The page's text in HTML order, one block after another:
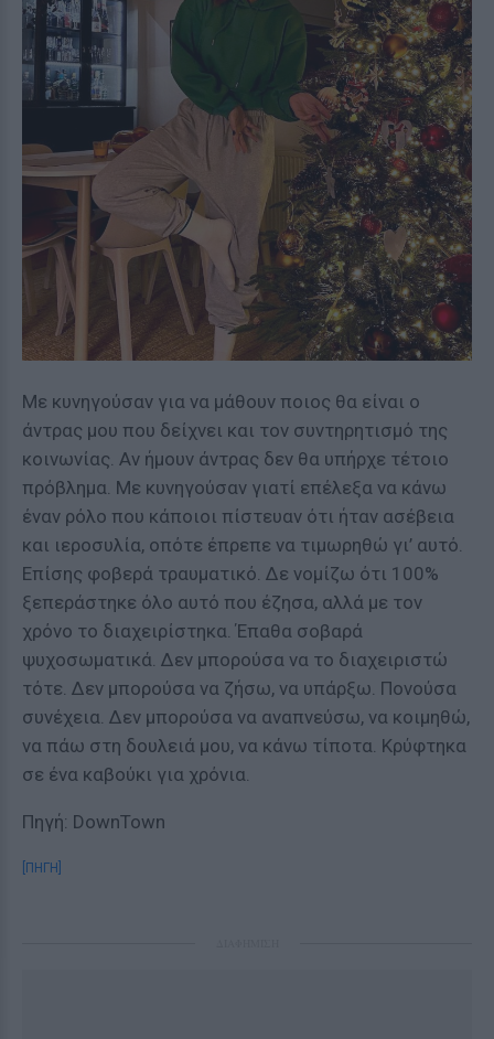
Με κυνηγούσαν για να μάθουν ποιος θα είναι ο
άντρας μου που δείχνει και τον συντηρητισμό της
κοινωνίας. Αν ήμουν άντρας δεν θα υπήρχε τέτοιο
πρόβλημα. Με κυνηγούσαν γιατί επέλεξα να κάνω
έναν ρόλο που κάποιοι πίστευαν ότι ήταν ασέβεια
και ιεροσυλία, οπότε έπρεπε να τιμωρηθώ γι’ αυτό.
Επίσης φοβερά τραυματικό. Δε νομίζω ότι 100%
ξεπεράστηκε όλο αυτό που έζησα, αλλά με τον
χρόνο το διαχειρίστηκα. Έπαθα σοβαρά
ψυχοσωματικά. Δεν μπορούσα να το διαχειριστώ
τότε. Δεν μπορούσα να ζήσω, να υπάρξω. Πονούσα
συνέχεια. Δεν μπορούσα να αναπνεύσω, να κοιμηθώ,
να πάω στη δουλειά μου, να κάνω τίποτα. Κρύφτηκα
σε ένα καβούκι για χρόνια.
Πηγή: DownTown
[ΠΗΓΗ]